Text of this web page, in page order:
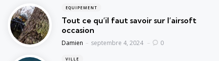
EQUIPEMENT
Tout ce qu’il faut savoir sur l’airsoft
occasion
Posted
Damien septembre 4, 2024 0
VILLE